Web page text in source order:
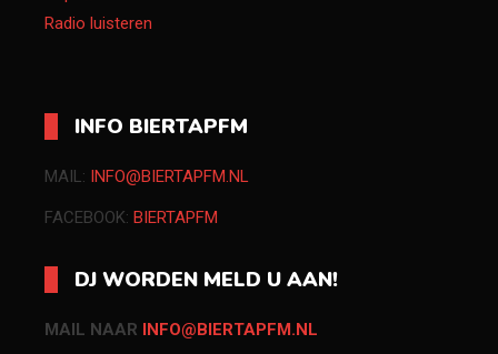
Radio luisteren
INFO BIERTAPFM
MAIL: INFO@BIERTAPFM.NL
FACEBOOK: BIERTAPFM
DJ WORDEN MELD U AAN!
MAIL NAAR INFO@BIERTAPFM.NL